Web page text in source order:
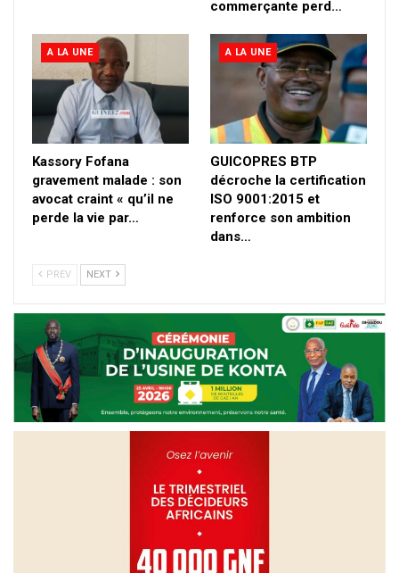
commerçante perd…
A LA UNE
Kassory Fofana
gravement malade : son
avocat craint « qu’il ne
perde la vie par…
A LA UNE
GUICOPRES BTP
décroche la certification
ISO 9001:2015 et
renforce son ambition
dans…
PREV NEXT